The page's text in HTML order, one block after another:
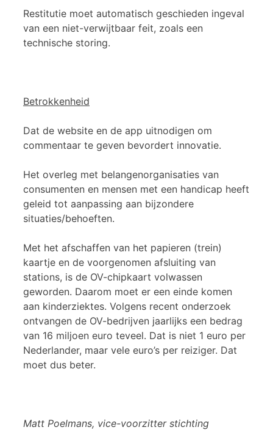
Restitutie moet automatisch geschieden ingeval
van een niet-verwijtbaar feit, zoals een
technische storing.
Betrokkenheid
Dat de website en de app uitnodigen om
commentaar te geven bevordert innovatie.
Het overleg met belangenorganisaties van
consumenten en mensen met een handicap heeft
geleid tot aanpassing aan bijzondere
situaties/behoeften.
Met het afschaffen van het papieren (trein)
kaartje en de voorgenomen afsluiting van
stations, is de OV-chipkaart volwassen
geworden. Daarom moet er een einde komen
aan kinderziektes. Volgens recent onderzoek
ontvangen de OV-bedrijven jaarlijks een bedrag
van 16 miljoen euro teveel. Dat is niet 1 euro per
Nederlander, maar vele euro’s per reiziger. Dat
moet dus beter.
Matt Poelmans, vice-voorzitter stichting